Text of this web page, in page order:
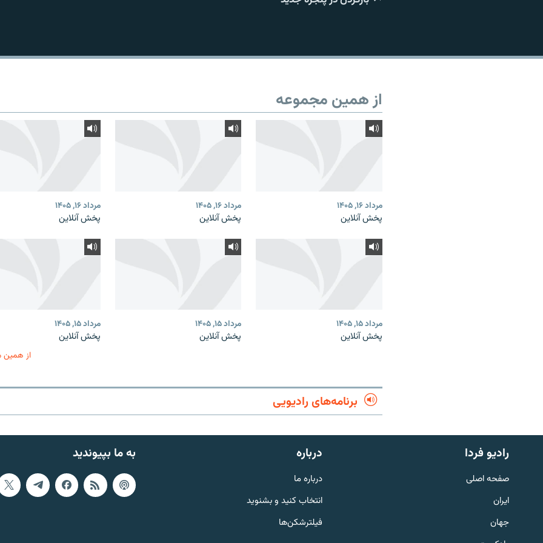
English
به ما بپیوندید
از همین مجموعه
مرداد ۱۶, ۱۴۰۵
پخش آنلاین
مرداد ۱۶, ۱۴۰۵
پخش آنلاین
مرداد ۱۶, ۱۴۰۵
پخش آنلاین
مرداد ۱۵, ۱۴۰۵
پخش آنلاین
مرداد ۱۵, ۱۴۰۵
پخش آنلاین
مرداد ۱۵, ۱۴۰۵
پخش آنلاین
از همین
برنامه‌های رادیویی
به ما بپیوندید رادیو فردا
صفحه اصلی
ایران
جهان
درباره
درباره ما
انتخاب کنید و بشنوید
فیلترشکن‌ها